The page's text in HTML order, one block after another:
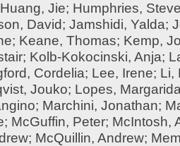
Huang, Jie; Humphries,
David; Jamshidi, Yalda;
; Keane, Thomas; Kemp,
; Kolb-Kokocinski, Anja;
Cordelia; Lee, Irene; Li,
Jouko; Lopes,
; Marchini, Jonathan;
; McGuffin, Peter; McIntosh,
; McQuillin, Andrew;